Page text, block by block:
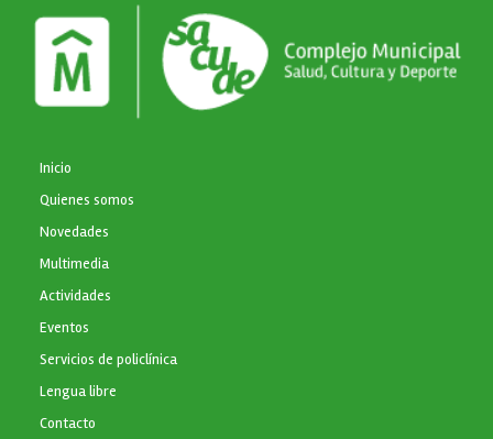
NAVEGACIÓN PRINCIPAL
Inicio
Quienes somos
Novedades
Multimedia
Actividades
Eventos
Servicios de policlínica
Lengua libre
Contacto